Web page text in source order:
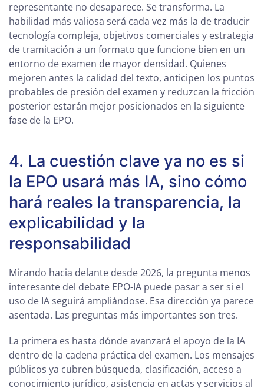
representante no desaparece. Se transforma. La
habilidad más valiosa será cada vez más la de traducir
tecnología compleja, objetivos comerciales y estrategia
de tramitación a un formato que funcione bien en un
entorno de examen de mayor densidad. Quienes
mejoren antes la calidad del texto, anticipen los puntos
probables de presión del examen y reduzcan la fricción
posterior estarán mejor posicionados en la siguiente
fase de la EPO.
4. La cuestión clave ya no es si
la EPO usará más IA, sino cómo
hará reales la transparencia, la
explicabilidad y la
responsabilidad
Mirando hacia delante desde 2026, la pregunta menos
interesante del debate EPO-IA puede pasar a ser si el
uso de IA seguirá ampliándose. Esa dirección ya parece
asentada. Las preguntas más importantes son tres.
La primera es hasta dónde avanzará el apoyo de la IA
dentro de la cadena práctica del examen. Los mensajes
públicos ya cubren búsqueda, clasificación, acceso a
conocimiento jurídico, asistencia en actas y servicios al